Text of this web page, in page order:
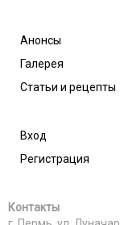
Анонсы
Галерея
Статьи и рецепты
Вход
Регистрация
Контакты